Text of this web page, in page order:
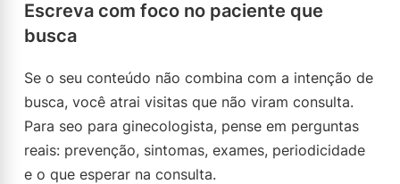
Escreva com foco no paciente que
busca
Se o seu conteúdo não combina com a intenção de
busca, você atrai visitas que não viram consulta.
Para seo para ginecologista, pense em perguntas
reais: prevenção, sintomas, exames, periodicidade
e o que esperar na consulta.